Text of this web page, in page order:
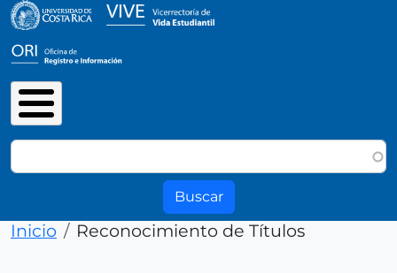
Pasar al contenido principal
Ruta de navegación
Inicio Reconocimiento de Títulos